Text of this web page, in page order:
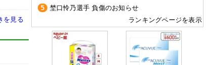
を見る
5
埜口怜乃選手 負傷のお知らせ
ランキングページを表示